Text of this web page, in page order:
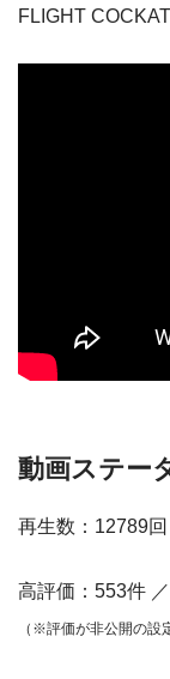
FLIGHT
動画ステー
再生数：12789回
高評価：553件
（※評価が非公開の設